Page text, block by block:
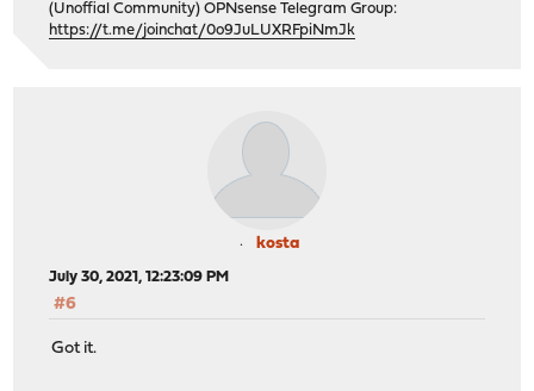
(Unoffial Community) OPNsense Telegram Group:
https://t.me/joinchat/0o9JuLUXRFpiNmJk
kosta
July 30, 2021, 12:23:09 PM
#6
Got it.